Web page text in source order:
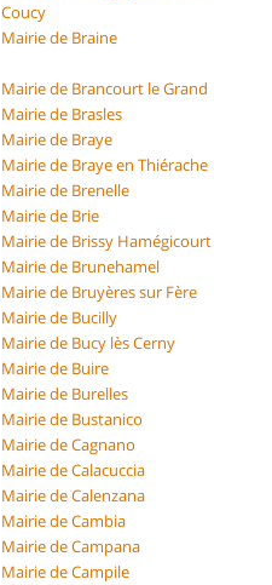
Coucy
Mairie de Braine
Mairie de Brancourt le Grand
Mairie de Brasles
Mairie de Braye
Mairie de Braye en Thiérache
Mairie de Brenelle
Mairie de Brie
Mairie de Brissy Hamégicourt
Mairie de Brunehamel
Mairie de Bruyères sur Fère
Mairie de Bucilly
Mairie de Bucy lès Cerny
Mairie de Buire
Mairie de Burelles
Mairie de Bustanico
Mairie de Cagnano
Mairie de Calacuccia
Mairie de Calenzana
Mairie de Cambia
Mairie de Campana
Mairie de Campile